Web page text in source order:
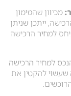
מכיוון שהמימון
ייתכן שניתן
למחיר הרכישה
למחיר הרכישה
להקטין את